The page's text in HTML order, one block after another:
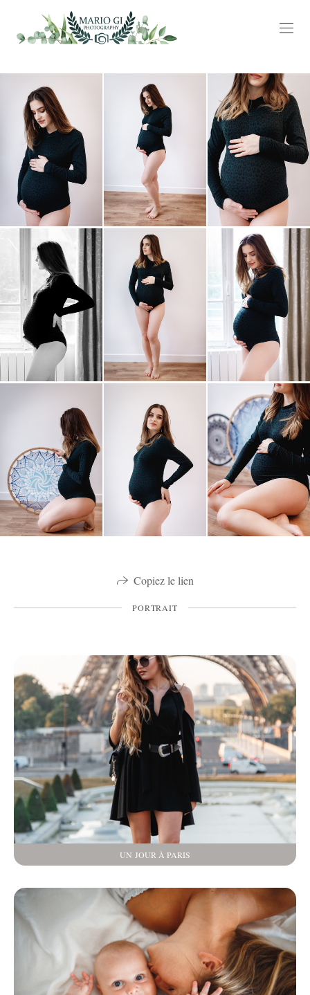
Copiez le lien
PORTRAIT
UN JOUR À PARIS